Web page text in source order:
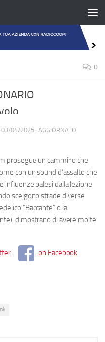
0
03/04/2025 · AGGIORNATO
prosegue un cammino che
con un sound d’assalto che
influenze palesi dalla lezione
scelgono strade diverse
“Baccante” o la
dimostrano di avere molte
on Facebook